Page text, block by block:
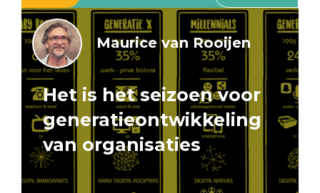
Maurice van Rooijen
Het is het seizoen voor
generatieontwikkeling
van organisaties